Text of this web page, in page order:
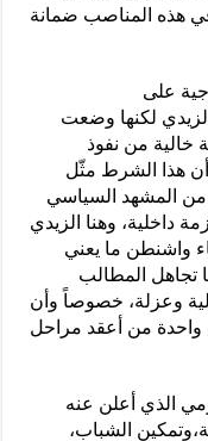
هذه المناصب ضمانة
على
لكنها وضعت
خالية من نفوذ
أن هذا الشرط مثّل
من المشهد السياسي
داخلية، وهنا الزيدي
واشنطن ما يعني
تجاهل المطالب
وعزلة، خصوصاً وأن
واحدة من أعقد مراحل
الذي أعلن عنه
الشباب،